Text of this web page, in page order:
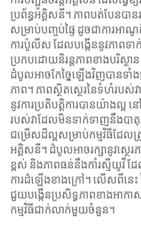
ប្រព័ន្ធអគ្គិសនី។ ភាពបត់បែនបា
សម្រាប់បញ្ចប់ផ្ទៃ ដូចជាការអ
ការប៉ូលីស ដែលបង្កើននូវភាពទ
ប្រកបដោយនិរន្តភាពខាងបរិស្
ដំបូលអាចកែច្នៃឡើងវិញបានទ
ភាព។ ភាពស្ថិតស្ថេរនៃទំហំរបស់
នូវការប្រតិបត្តិការបានយ៉ាងល្អ
របស់វាដែលមិនទាក់ទាញនឹងបាតុ
ជម្រើសដ៏ល្អសម្រាប់កម្មវិធីដែលត្
អគ្គិសនី។ ដំបូលអាចរក្សានូវស្ថេរ
ខ្ពស់ និងភាពធន់នឹងកាំរស្មីយូវី ដែ
ការដំឡើងខាងក្រៅ។ លើសពីនេះ
ជួយបង្កើនប្រសិទ្ធភាពខាងអាកា
កម្មវិធីជាក់លាក់មួយចំនួន។